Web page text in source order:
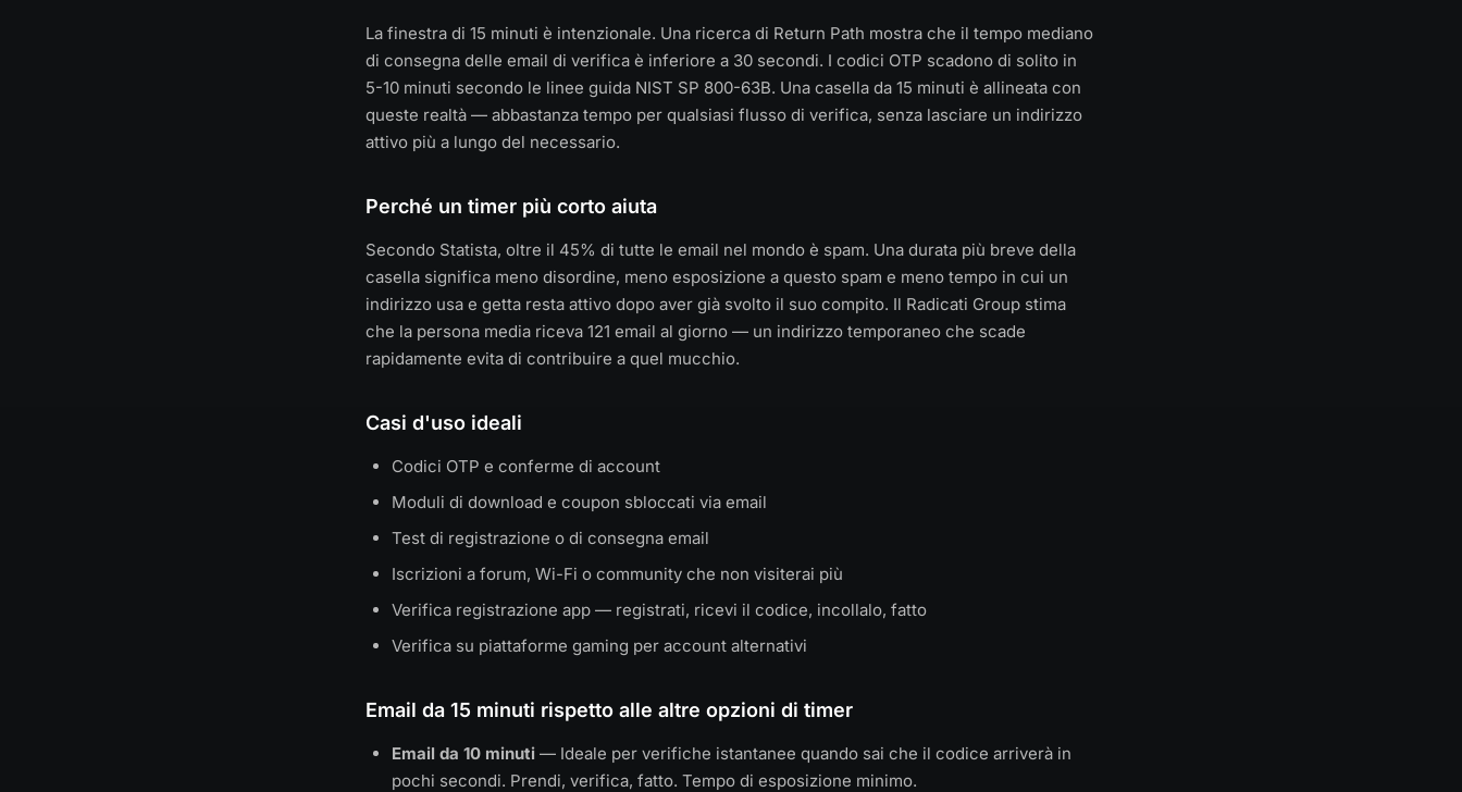
La finestra di 15 minuti è intenzionale. Una ricerca di Return Path mostra che il tempo mediano
di consegna delle email di verifica è inferiore a 30 secondi. I codici OTP scadono di solito in
5-10 minuti secondo le linee guida NIST SP 800-63B. Una casella da 15 minuti è allineata con
queste realtà — abbastanza tempo per qualsiasi flusso di verifica, senza lasciare un indirizzo
attivo più a lungo del necessario.
Perché un timer più corto aiuta
Secondo Statista, oltre il 45% di tutte le email nel mondo è spam. Una durata più breve della
casella significa meno disordine, meno esposizione a questo spam e meno tempo in cui un
indirizzo usa e getta resta attivo dopo aver già svolto il suo compito. Il Radicati Group stima
che la persona media riceva 121 email al giorno — un indirizzo temporaneo che scade
rapidamente evita di contribuire a quel mucchio.
Casi d'uso ideali
Codici OTP e conferme di account
Moduli di download e coupon sbloccati via email
Test di registrazione o di consegna email
Iscrizioni a forum, Wi-Fi o community che non visiterai più
Verifica registrazione app — registrati, ricevi il codice, incollalo, fatto
Verifica su piattaforme gaming per account alternativi
Email da 15 minuti rispetto alle altre opzioni di timer
Email da 10 minuti — Ideale per verifiche istantanee quando sai che il codice arriverà in
pochi secondi. Prendi, verifica, fatto. Tempo di esposizione minimo.